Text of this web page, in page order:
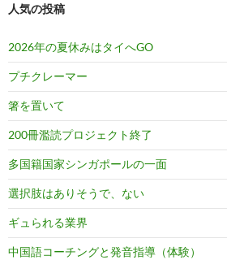
人気の投稿
2026年の夏休みはタイへGO
プチクレーマー
箸を置いて
200冊濫読プロジェクト終了
多国籍国家シンガポールの一面
選択肢はありそうで、ない
ギュられる業界
中国語コーチングと発音指導（体験）